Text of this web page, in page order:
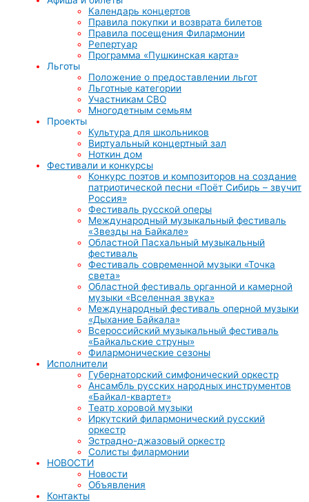
Календарь концертов
Правила покупки и возврата билетов
Правила посещения Филармонии
Репертуар
Программа «Пушкинская карта»
Льготы
Положение о предоставлении льгот
Льготные категории
Участникам СВО
Многодетным семьям
Проекты
Культура для школьников
Виртуальный концертный зал
Ноткин дом
Фестивали и конкурсы
Конкурс поэтов и композиторов на создание
патриотической песни «Поёт Сибирь – звучит
Россия»
Фестиваль русской оперы
Международный музыкальный фестиваль
«Звезды на Байкале»
Областной Пасхальный музыкальный
фестиваль
Фестиваль современной музыки «Точка
света»
Областной фестиваль органной и камерной
музыки «Вселенная звука»
Международный фестиваль оперной музыки
«Дыхание Байкала»
Всероссийский музыкальный фестиваль
«Байкальские струны»
Филармонические сезоны
Исполнители
Губернаторский симфонический оркестр
Ансамбль русских народных инструментов
«Байкал-квартет»
Театр хоровой музыки
Иркутский филармонический русский
оркестр
Эстрадно-джазовый оркестр
Солисты филармонии
НОВОСТИ
Новости
Объявления
Контакты